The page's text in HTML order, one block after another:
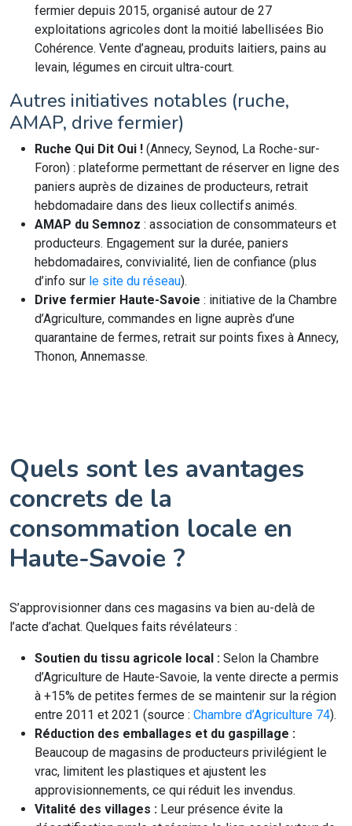
fermier depuis 2015, organisé autour de 27
exploitations agricoles dont la moitié labellisées Bio
Cohérence. Vente d’agneau, produits laitiers, pains au
levain, légumes en circuit ultra-court.
Autres initiatives notables (ruche,
AMAP, drive fermier)
Ruche Qui Dit Oui ! (Annecy, Seynod, La Roche-sur-
Foron) : plateforme permettant de réserver en ligne des
paniers auprès de dizaines de producteurs, retrait
hebdomadaire dans des lieux collectifs animés.
AMAP du Semnoz : association de consommateurs et
producteurs. Engagement sur la durée, paniers
hebdomadaires, convivialité, lien de confiance (plus
d’info sur le site du réseau).
Drive fermier Haute-Savoie : initiative de la Chambre
d’Agriculture, commandes en ligne auprès d’une
quarantaine de fermes, retrait sur points fixes à Annecy,
Thonon, Annemasse.
Quels sont les avantages
concrets de la
consommation locale en
Haute-Savoie ?
S’approvisionner dans ces magasins va bien au-delà de
l’acte d’achat. Quelques faits révélateurs :
Soutien du tissu agricole local : Selon la Chambre
d’Agriculture de Haute-Savoie, la vente directe a permis
à +15% de petites fermes de se maintenir sur la région
entre 2011 et 2021 (source : Chambre d’Agriculture 74).
Réduction des emballages et du gaspillage :
Beaucoup de magasins de producteurs privilégient le
vrac, limitent les plastiques et ajustent les
approvisionnements, ce qui réduit les invendus.
Vitalité des villages : Leur présence évite la